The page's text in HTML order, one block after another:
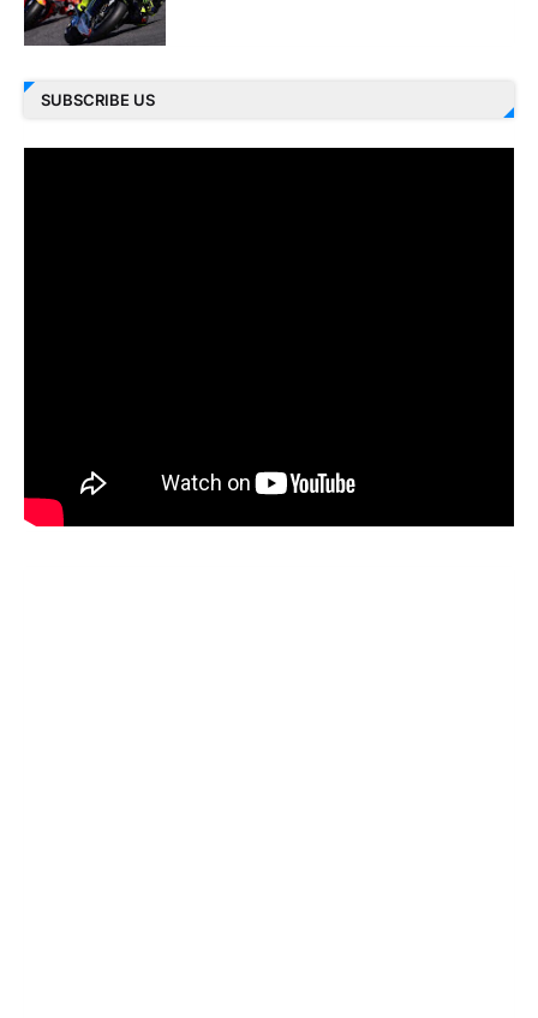
SUBSCRIBE US